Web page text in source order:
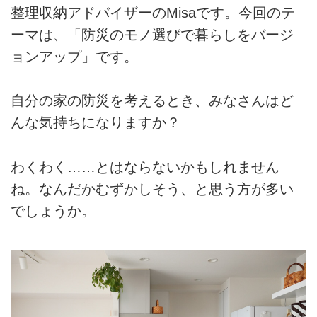
整理収納アドバイザーのMisaです。今回のテ
ーマは、「防災のモノ選びで暮らしをバージ
ョンアップ」です。
自分の家の防災を考えるとき、みなさんはど
んな気持ちになりますか？
わくわく……とはならないかもしれません
ね。なんだかむずかしそう、と思う方が多い
でしょうか。